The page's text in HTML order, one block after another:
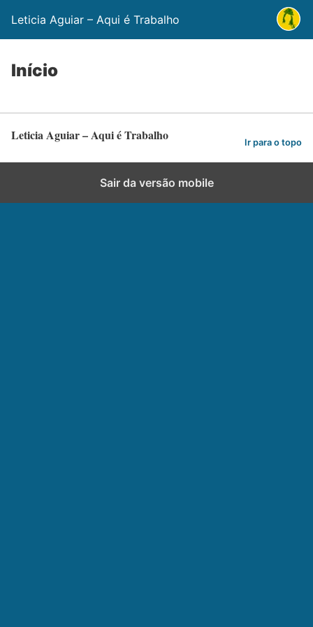
Leticia Aguiar – Aqui é Trabalho
Início
Leticia Aguiar – Aqui é Trabalho Ir para o topo
Sair da versão mobile